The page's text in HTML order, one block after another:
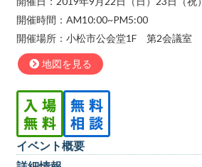
開催時間：AM10:00~PM5:00
開催場所：小松市公会堂1F 第2会議室
地図を見る
イベント概要